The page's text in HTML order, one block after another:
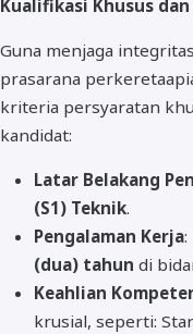
Kualifikasi Khusus
Guna menjaga
prasarana
kriteria persyaratan
kandidat:
Latar Belakang
(S1) Teknik.
Pengalaman Kerja:
(dua) tahun di
Keahlian
krusial, seperti: